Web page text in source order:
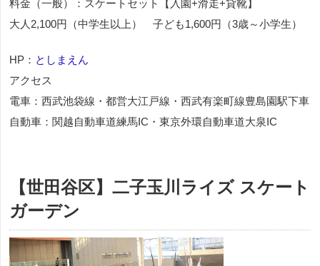
料金（一般）：スケートセット【入園+滑走+貸靴】
大人2,100円（中学生以上） 子ども1,600円（3歳～小学生）
HP： としまえん
アクセス
電車：西武池袋線・都営大江戸線・西武有楽町線豊島園駅下車
自動車：関越自動車道練馬IC・東京外環自動車道大泉IC
【世田谷区】二子玉川ライズ スケート
ガーデン